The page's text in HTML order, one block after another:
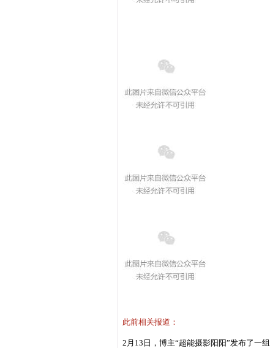
此前相关报道：
2月13日，博主“超能摄影阳阳”发布了一